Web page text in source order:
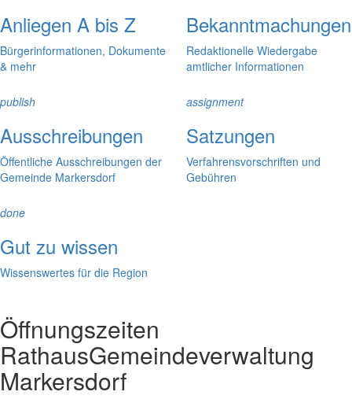
Anliegen A bis Z
Bürgerinformationen, Dokumente
& mehr
Bekanntmachungen
Redaktionelle Wiedergabe
amtlicher Informationen
publish
Ausschreibungen
Öffentliche Ausschreibungen der
Gemeinde Markersdorf
assignment
Satzungen
Verfahrensvorschriften und
Gebühren
done
Gut zu wissen
Wissenswertes für die Region
Öffnungszeiten
RathausGemeindeverwaltung
Markersdorf